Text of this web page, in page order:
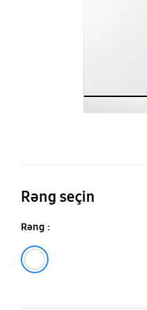
Rəng seçin
Rəng :